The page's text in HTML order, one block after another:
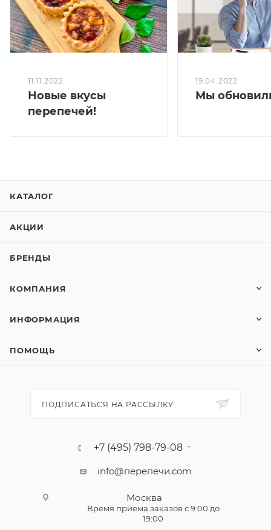
Белки, г - 8,3
Жиры, г - 14,4
Углеводы, г - 20,4
11.11.2022
Новые вкусы
перепечей!
19.04.2022
Мы
КАТАЛОГ
АКЦИИ
БРЕНДЫ
КОМПАНИЯ
ИНФОРМАЦИЯ
ПОМОЩЬ
ПОДПИСАТЬСЯ НА РАССЫЛКУ
+7 (495) 798-79-08
info@перепечи.com
Москва
Время приема заказов с 9:00 до
19:00